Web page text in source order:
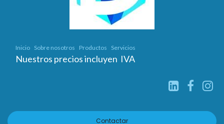
Inicio Sobre nosotros Productos Servicios
Nuestros precios incluyen IVA
Contactar